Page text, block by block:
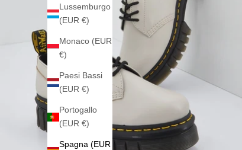
Lussemburgo
(EUR €)
Monaco (EUR
€)
Paesi Bassi
(EUR €)
Portogallo
(EUR €)
Spagna (EUR